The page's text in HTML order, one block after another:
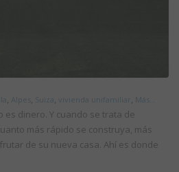
, Alpes, Suiza, vivienda unifamiliar , Más...
es dinero. Y cuando se trata de
más rápido se construya, más
de su nueva casa. Ahí es donde